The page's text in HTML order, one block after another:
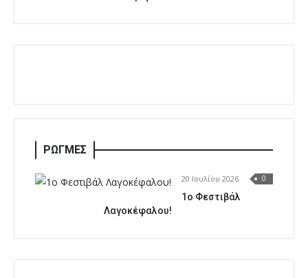
ΡΩΓΜΕΣ
20 Ιουλίου 2026 0
1o Φεστιβάλ
Λαγοκέφαλου!